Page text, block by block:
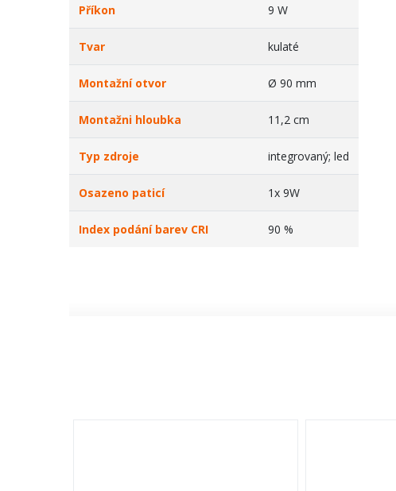
Příkon 9 W
Tvar kulaté
Montažní otvor Ø 90 mm
Montažni hloubka 11,2 cm
Typ zdroje integrovaný; led
Osazeno paticí 1x 9W
Index podání barev CRI 90 %